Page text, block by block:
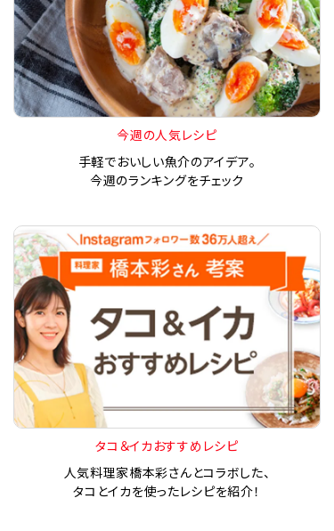
今週の人気レシピ
手軽でおいしい魚介のアイデア。
今週のランキングをチェック
タコ＆イカおすすめレシピ
人気料理家橋本彩さんとコラボした、
タコとイカを使ったレシピを紹介！